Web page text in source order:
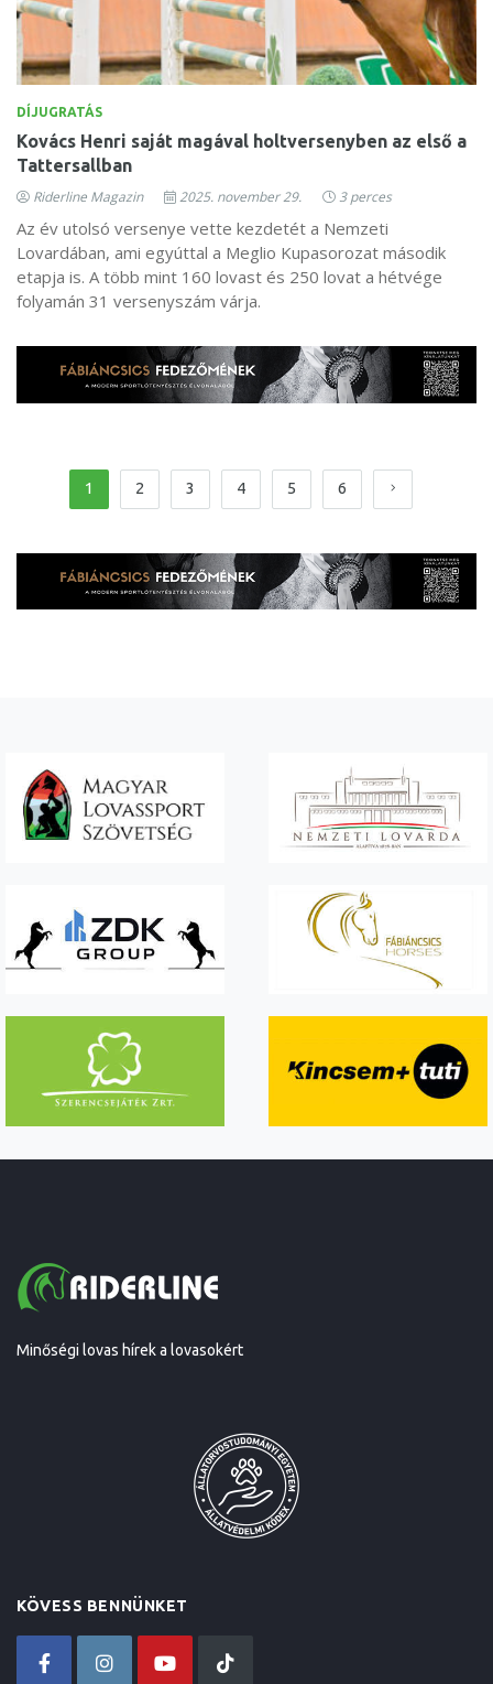
DÍJUGRATÁS
Kovács Henri saját magával holtversenyben az első a
Tattersallban
Riderline Magazin 2025. november 29. 3 perces
Az év utolsó versenye vette kezdetét a Nemzeti
Lovardában, ami egyúttal a Meglio Kupasorozat második
etapja is. A több mint 160 lovast és 250 lovat a hétvége
folyamán 31 versenyszám várja.
1 2 3 4 5 6
Minőségi lovas hírek a lovasokért
KÖVESS BENNÜNKET